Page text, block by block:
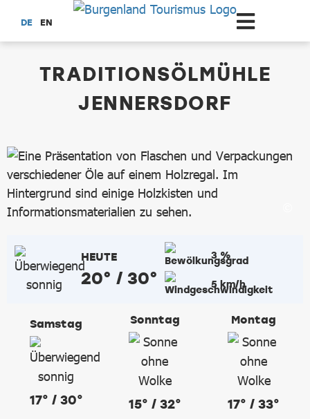
Zum Hauptinhalt springen
DE EN
TRADITIONSÖLMÜHLE
JENNERSDORF
HEUTE
20° / 30°
3 %
5 km/h
Samstag
17° / 30°
Sonntag
15° / 32°
Montag
17° / 33°